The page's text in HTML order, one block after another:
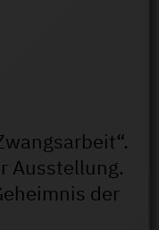
Ausstellung.
der